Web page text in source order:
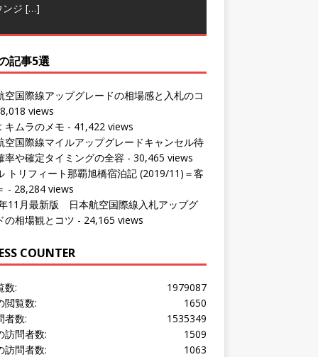
ンジ […]
記事5選
空国際線アップグレードの相場感と入札のコ
views
キムラのメモ - 41,422 views
空国際線マイルアップグレードキャンセル待
率や確定タイミングの全容 - 30,465 views
トリフィート那覇旭橋宿泊記 (2019/11)＝客
- 28,284 views
11月最新版 日本航空国際線入札アップグ
の相場観とコツ - 24,165 views
COUNTER
1979087
数:
1650
閲覧数:
1535349
者数:
1509
訪問者数:
1063
訪問者数: